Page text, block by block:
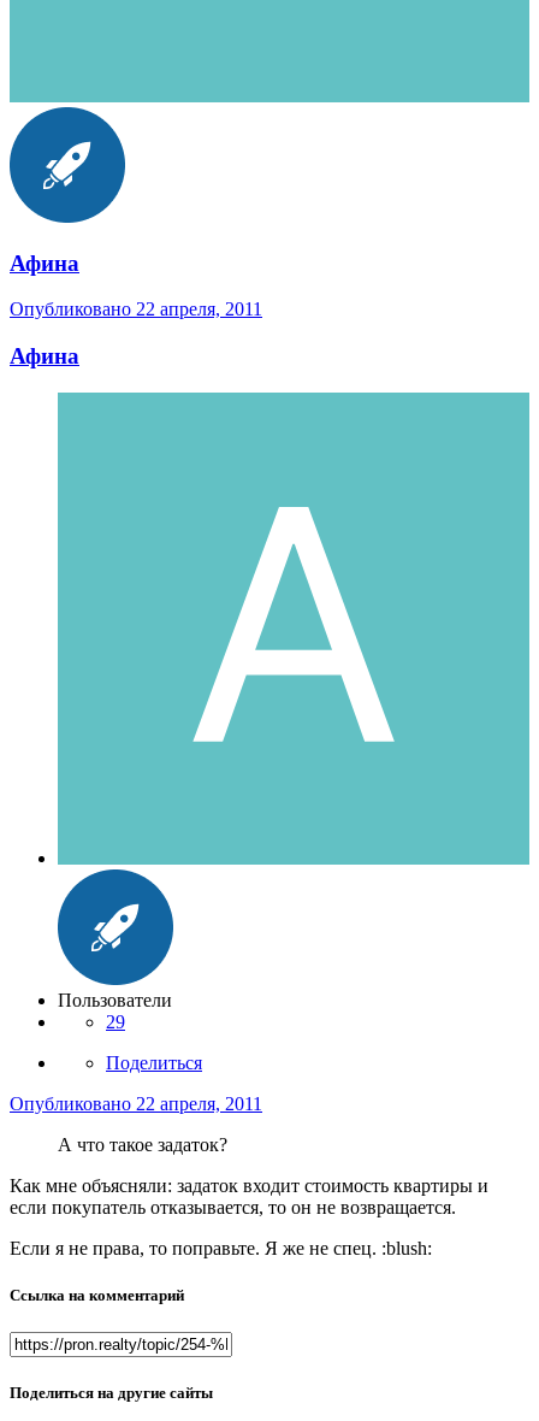
Афина
Опубликовано 22 апреля, 2011
Афина
Пользователи
29
Поделиться
Опубликовано 22 апреля, 2011
А что такое задаток?
Как мне объясняли: задаток входит стоимость квартиры и
если покупатель отказывается, то он не возвращается.
Если я не права, то поправьте. Я же не спец. :blush:
Ссылка на комментарий
Поделиться на другие сайты